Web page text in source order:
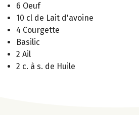
6 Oeuf
10 cl de Lait d'avoine
4 Courgette
Basilic
2 Ail
2 c. à s. de Huile